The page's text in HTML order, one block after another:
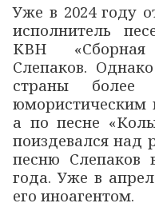
Уже в 2024 году
исполнитель
КВН «Сборная
Слепаков.
страны
юмористическим
а по песне
поиздевался над
песню Слепаков
года. Уже в
его иноагентом.